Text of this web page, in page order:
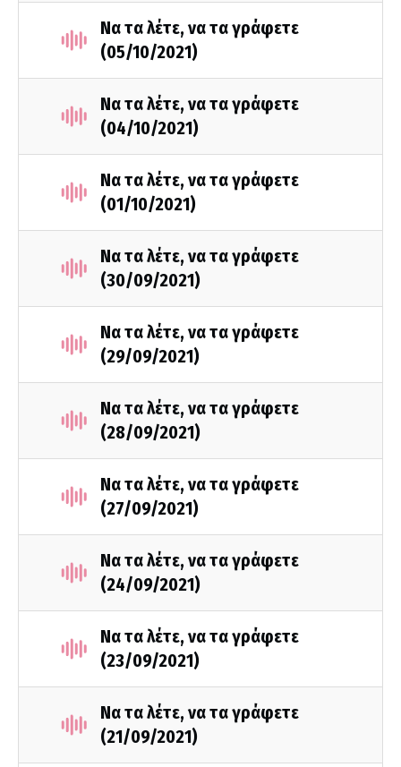
Να τα λέτε, να τα γράφετε
(05/10/2021)
Να τα λέτε, να τα γράφετε
(04/10/2021)
Να τα λέτε, να τα γράφετε
(01/10/2021)
Να τα λέτε, να τα γράφετε
(30/09/2021)
Να τα λέτε, να τα γράφετε
(29/09/2021)
Να τα λέτε, να τα γράφετε
(28/09/2021)
Να τα λέτε, να τα γράφετε
(27/09/2021)
Να τα λέτε, να τα γράφετε
(24/09/2021)
Να τα λέτε, να τα γράφετε
(23/09/2021)
Να τα λέτε, να τα γράφετε
(21/09/2021)